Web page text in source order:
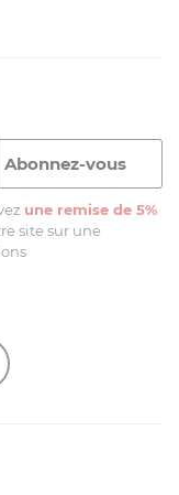
une remise de 5%
site sur une